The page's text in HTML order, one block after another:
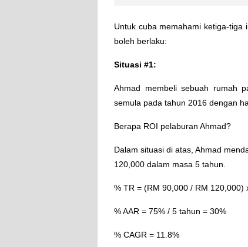
Untuk cuba memahami ketiga-tiga
boleh berlaku:
Situasi #1:
Ahmad membeli sebuah rumah
semula pada tahun 2016 dengan
Berapa ROI pelaburan Ahmad?
Dalam situasi di atas, Ahmad
120,000 dalam masa 5 tahun.
% TR = (RM 90,000 / RM 120,000)
% AAR = 75% / 5 tahun = 30%
% CAGR = 11.8%